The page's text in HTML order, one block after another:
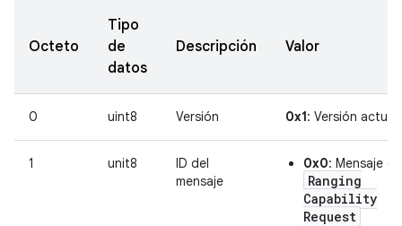
Octeto
Tipo
de
datos
Descripción Valor
0 uint8 Versión 0x1: Versión actual
1 unit8
ID del
mensaje
0x0: Mensaje de
Ranging
Capability
Request